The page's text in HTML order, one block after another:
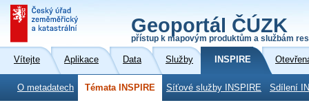
Geoportál ČÚZK
přístup k mapovým produktům a službám
Vítejte Aplikace Data Služby INSPIRE
O metadatech Témata INSPIRE Síťové služby INSPIRE Sdílení